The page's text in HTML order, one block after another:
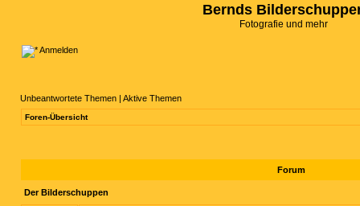
Bernds
Fotografie und mehr
Anmelden
Unbeantwortete Themen | Aktive Themen
Foren-Übersicht
Forum
Der Bilderschuppen